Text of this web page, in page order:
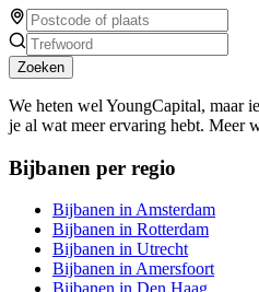
Zoeken
We heten wel YoungCapital, maar
je al wat meer ervaring hebt. Meer
Bijbanen per regio
Bijbanen in Amsterdam
Bijbanen in Rotterdam
Bijbanen in Utrecht
Bijbanen in Amersfoort